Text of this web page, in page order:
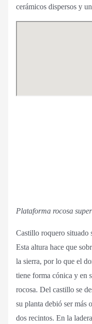
cerámicos dispersos y
Plataforma rocosa
Castillo roquero situado
Esta altura hace que
la sierra, por lo que el
tiene forma cónica y en
rocosa. Del castillo se
su planta debió ser más
dos recintos. En la